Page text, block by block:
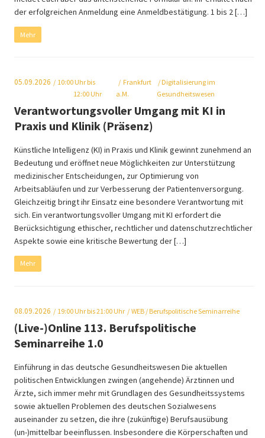
der erfolgreichen Anmeldung eine Anmeldbestätigung. 1 bis 2 […]
Mehr
05.09.2026 10:00 Uhr bis
12:00 Uhr
Frankfurt
a.M.
/ Digitalisierung im
Gesundheitswesen
Verantwortungsvoller Umgang mit KI in
Praxis und Klinik (Präsenz)
Künstliche Intelligenz (KI) in Praxis und Klinik gewinnt zunehmend an
Bedeutung und eröffnet neue Möglichkeiten zur Unterstützung
medizinischer Entscheidungen, zur Optimierung von
Arbeitsabläufen und zur Verbesserung der Patientenversorgung.
Gleichzeitig bringt ihr Einsatz eine besondere Verantwortung mit
sich. Ein verantwortungsvoller Umgang mit KI erfordert die
Berücksichtigung ethischer, rechtlicher und datenschutzrechtlicher
Aspekte sowie eine kritische Bewertung der […]
Mehr
08.09.2026 19:00 Uhr bis 21:00 Uhr WEB / Berufspolitische Seminarreihe
(Live-)Online 113. Berufspolitische
Seminarreihe 1.0
Einführung in das deutsche Gesundheitswesen Die aktuellen
politischen Entwicklungen zwingen (angehende) Ärztinnen und
Ärzte, sich immer mehr mit Grundlagen des Gesundheitssystems
sowie aktuellen Problemen des deutschen Sozialwesens
auseinander zu setzen, die ihre (zukünftige) Berufsausübung
(un-)mittelbar beeinflussen. Insbesondere die Körperschaften und